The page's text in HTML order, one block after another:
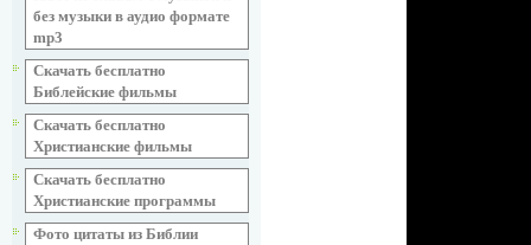
без музыки в аудио формате
mp3
Скачать бесплатно
Библейские фильмы
Скачать бесплатно
Христианские фильмы
Скачать бесплатно
Христианские программы
Фото цитаты из Библии